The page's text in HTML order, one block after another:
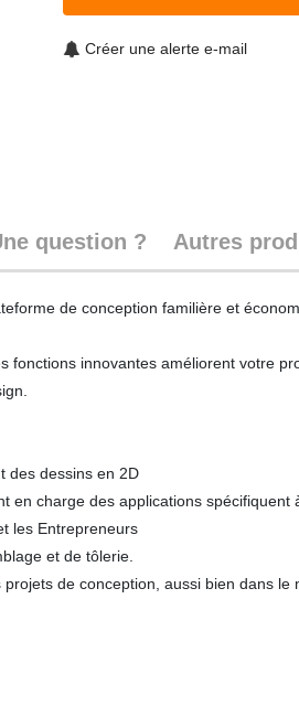
Créer une alerte e-mail
question ? Autres
de conception familière et
fonctions innovantes améliorent votre
des dessins en 2D
en charge des applications spécifiquent
les Entrepreneurs
et de tôlerie.
de conception, aussi bien dans